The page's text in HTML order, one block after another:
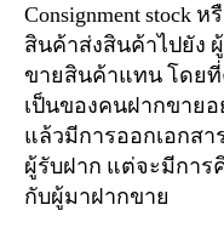
Consignment stock
สินค้าส่งสินค้าไปยัง
ขายสินค้าแทน โดยที่
เป็นของคนฝากขาย
แล้วมีการออกเอกส
ผู้รับฝาก แต่จะมีกา
กับผู้มาฝากขาย